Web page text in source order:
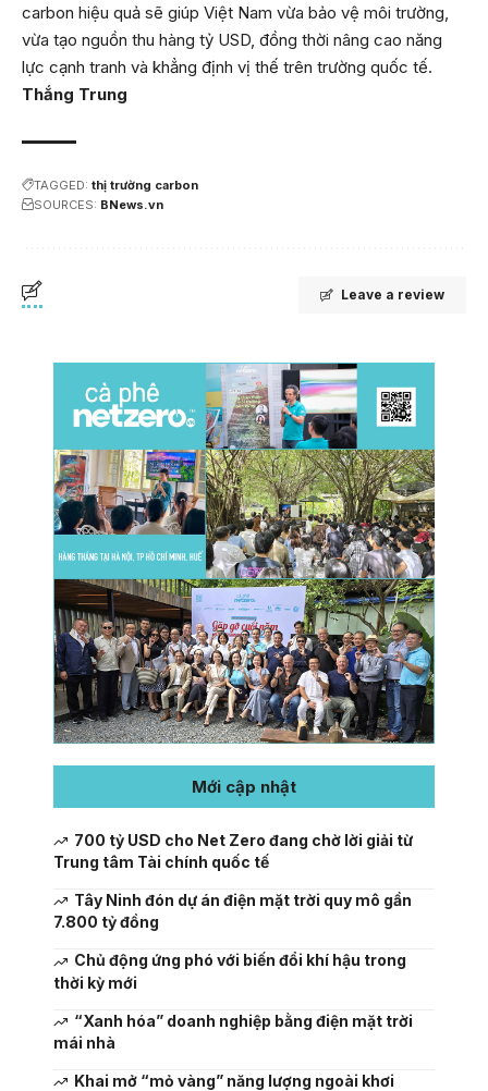
carbon hiệu quả sẽ giúp Việt Nam vừa bảo vệ môi trường,
vừa tạo nguồn thu hàng tỷ USD, đồng thời nâng cao năng
lực cạnh tranh và khẳng định vị thế trên trường quốc tế.
Thắng Trung
TAGGED: thị trường carbon
SOURCES: BNews.vn
Leave a review
Mới cập nhật
700 tỷ USD cho Net Zero đang chờ lời giải từ
Trung tâm Tài chính quốc tế
Tây Ninh đón dự án điện mặt trời quy mô gần
7.800 tỷ đồng
Chủ động ứng phó với biến đổi khí hậu trong
thời kỳ mới
“Xanh hóa” doanh nghiệp bằng điện mặt trời
mái nhà
Khai mở “mỏ vàng” năng lượng ngoài khơi